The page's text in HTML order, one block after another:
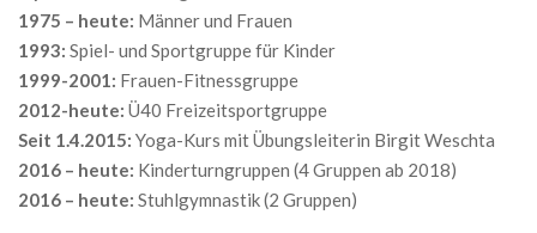
1975 – heute: Männer und Frauen
1993: Spiel- und Sportgruppe für Kinder
1999-2001: Frauen-Fitnessgruppe
2012-heute: Ü40 Freizeitsportgruppe
Seit 1.4.2015: Yoga-Kurs mit Übungsleiterin Birgit Weschta
2016 – heute: Kinderturngruppen (4 Gruppen ab 2018)
2016 – heute: Stuhlgymnastik (2 Gruppen)